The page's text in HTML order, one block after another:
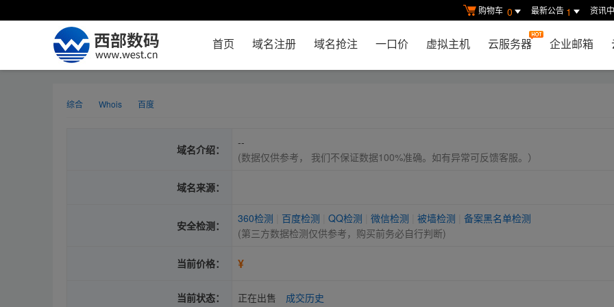
购物车 0 最新公告 1 资讯
首页 域名注册 域名抢注 一口价 虚拟主机 云服务器 企业邮箱
综合 Whois 百度
域名介绍：
--
(数据仅供参考， 我们不保证数据100%准确。如有异常可反馈客服。）
域名来源：
安全检测：
360检测 百度检测 QQ检测 微信检测 被墙检测
备案黑名单检测
(第三方数据检测仅供参考，购买前务必自行判断)
当前价格： ¥
当前状态： 正在出售 成交历史